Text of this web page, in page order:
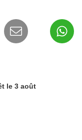
le 3 août